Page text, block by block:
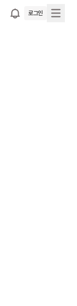
로그인